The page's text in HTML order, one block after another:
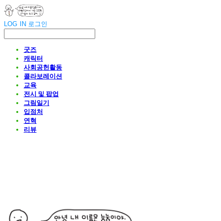
LOG IN 로그인
굿즈
캐릭터
사회공헌활동
콜라보레이션
교육
전시 및 팝업
그림일기
입점처
연혁
리뷰